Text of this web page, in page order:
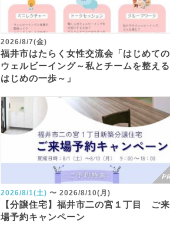
2026/8/7(金)
福井市はたらく女性交流会「はじめての
ウェルビーイング～私とチームを整える
はじめの一歩～」
2026/8/1(土) 〜 2026/8/10(月)
【分譲住宅】福井市二の宮１丁目 ご来
場予約キャンペーン